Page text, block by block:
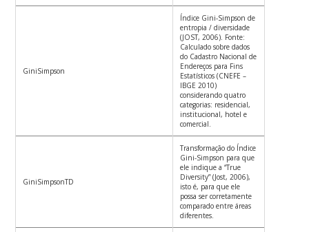
GiniSimpson
Índice Gini-Simpson de
entropia / diversidade
(JOST, 2006). Fonte:
Calculado sobre dados
do Cadastro Nacional de
Endereços para Fins
Estatísticos (CNEFE –
IBGE 2010)
considerando quatro
categorias: residencial,
institucional, hotel e
comercial.
GiniSimpsonTD
Transformação do Índice
Gini-Simpson para que
ele indique a “True
Diversity” (Jost, 2006),
isto é, para que ele
possa ser corretamente
comparado entre áreas
diferentes.